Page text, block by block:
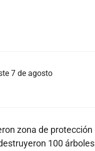
7 de agosto
zona de protección
100 árboles